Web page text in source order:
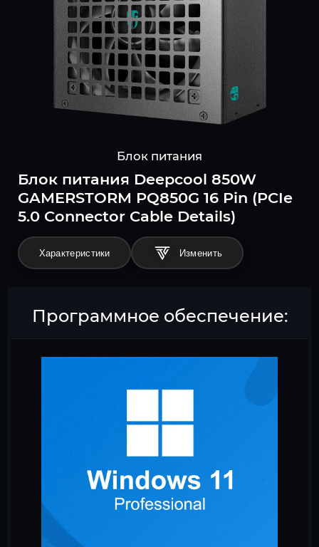
Блок питания
Блок питания Deepcool 850W
GAMERSTORM PQ850G 16 Pin (PCIe
5.0 Connector Cable Details)
Характеристики
Программное обеспечение: